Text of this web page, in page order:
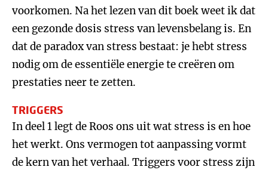
voorkomen. Na het lezen van dit boek weet ik dat
een gezonde dosis stress van levensbelang is. En
dat de paradox van stress bestaat: je hebt stress
nodig om de essentiële energie te creëren om
prestaties neer te zetten.
TRIGGERS
In deel 1 legt de Roos ons uit wat stress is en hoe
het werkt. Ons vermogen tot aanpassing vormt
de kern van het verhaal. Triggers voor stress zijn